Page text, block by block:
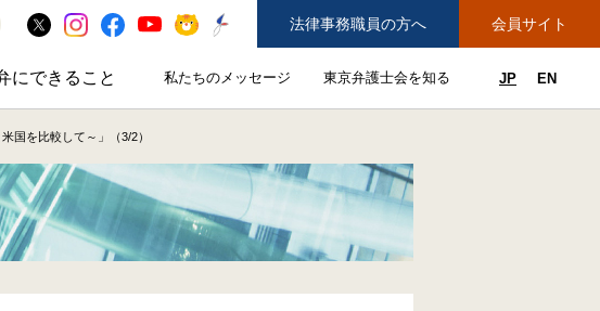
法律事務職員の方へ 会員サイト
のサブメニューを開閉
にできること
東弁にできることのサブメニューを開閉
私たちのメッセージ私たちのメッセージのサブメニューを開閉
東京弁護士会を知る東京弁護士会を知るのサブメニ
JP EN
国を比較して～」（3/2）